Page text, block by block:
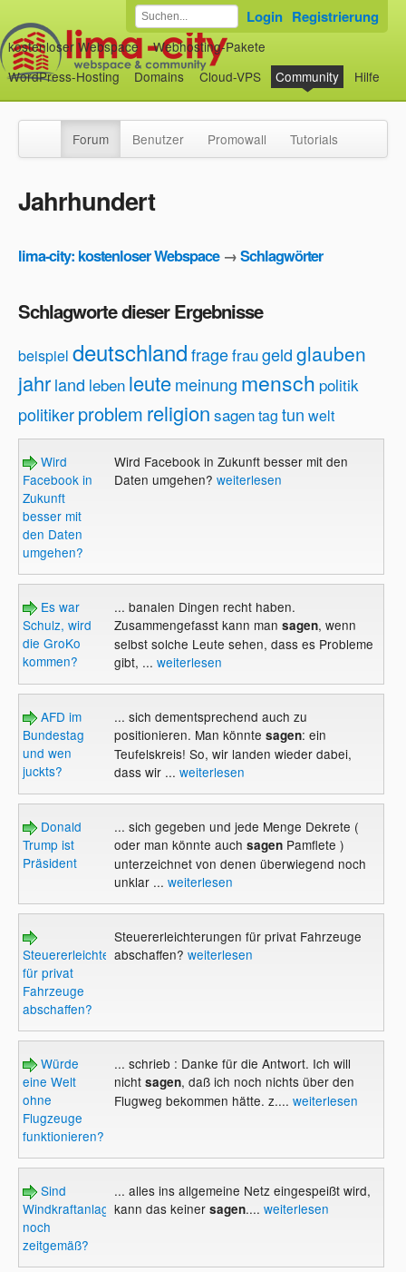
kostenloser Webspace
Webhosting-Pakete
WordPress-Hosting
Domains Cloud-VPS Community Hilfe
Login Registrierung
Forum Benutzer Promowall Tutorials
Jahrhundert
lima-city: kostenloser Webspace→Schlagwörter
Schlagworte dieser Ergebnisse
beispiel deutschlandfragefraugeldglauben
jahrland leben leutemeinung mensch politik
politikerproblem religion sagentag tun welt
Wird
Facebook in
Zukunft
besser mit
den Daten
umgehen?
Wird Facebook in Zukunft besser mit den
Daten umgehen? weiterlesen
Es war
Schulz, wird
die GroKo
kommen?
... banalen Dingen recht haben.
Zusammengefasst kann man sagen, wenn
selbst solche Leute sehen, dass es Probleme
gibt, ... weiterlesen
AFD im
Bundestag
und wen
juckts?
... sich dementsprechend auch zu
positionieren. Man könnte sagen: ein
Teufelskreis! So, wir landen wieder dabei,
dass wir ... weiterlesen
Donald
Trump ist
Präsident
... sich gegeben und jede Menge Dekrete (
oder man könnte auch sagenPamflete )
unterzeichnet von denen überwiegend noch
unklar ... weiterlesen
Steuererleichterungen
für privat
Fahrzeuge
abschaffen?
Steuererleichterungen für privat Fahrzeuge
abschaffen? weiterlesen
Würde
eine Welt
ohne
Flugzeuge
funktionieren?
... schrieb : Danke für die Antwort. Ich will
nichtsagen, daß ich noch nichts über den
Flugweg bekommen hätte. z.... weiterlesen
Sind
Windkraftanlagen
noch
zeitgemäß?
... alles ins allgemeine Netz eingespeißt wird,
kann das keinersagen.... weiterlesen